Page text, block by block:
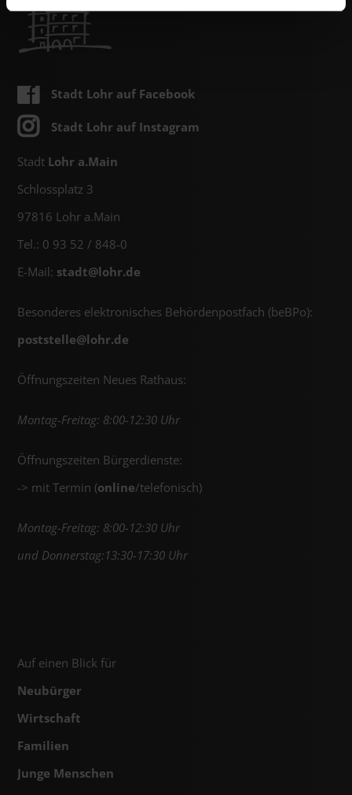
Stadt Lohr auf Facebook
Stadt Lohr auf Instagram
Stadt Lohr a.Main
Schlossplatz 3
97816 Lohr a.Main
Tel.: 0 93 52 / 848-0
E-Mail: stadt@lohr.de
Besonderes elektronisches Behördenpostfach (beBPo):
poststelle@lohr.de
Öffnungszeiten Neues Rathaus:
Montag-Freitag: 8:00-12:30 Uhr
Öffnungszeiten Bürgerdienste:
-> mit Termin (online/telefonisch)
Montag-Freitag: 8:00-12:30 Uhr
und Donnerstag:13:30-17:30 Uhr
Auf einen Blick für
Neubürger
Wirtschaft
Familien
Junge Menschen